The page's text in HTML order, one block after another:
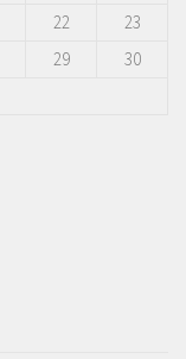
22
23
29
30